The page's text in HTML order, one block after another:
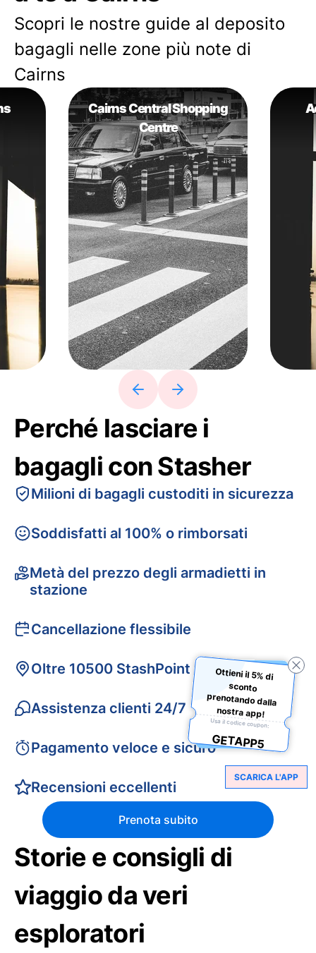
Scopri le nostre guide al deposito
bagagli nelle zone più note di
Cairns
Cairns Central Shopping
Centre
Perché lasciare i
bagagli con Stasher
Milioni di bagagli custoditi in sicurezza
Soddisfatti al 100% o rimborsati
Metà del prezzo degli armadietti in
stazione
Cancellazione flessibile
Oltre 10500 StashPoint
Assistenza clienti 24/7
Pagamento veloce e sicuro
Recensioni eccellenti
Prenota subito
Storie e consigli di
viaggio da veri
esploratori
Ottieni il 5% di
sconto
prenotando dalla
nostra app!
Usa il codice coupon:
GETAPP5
SCARICA L'APP